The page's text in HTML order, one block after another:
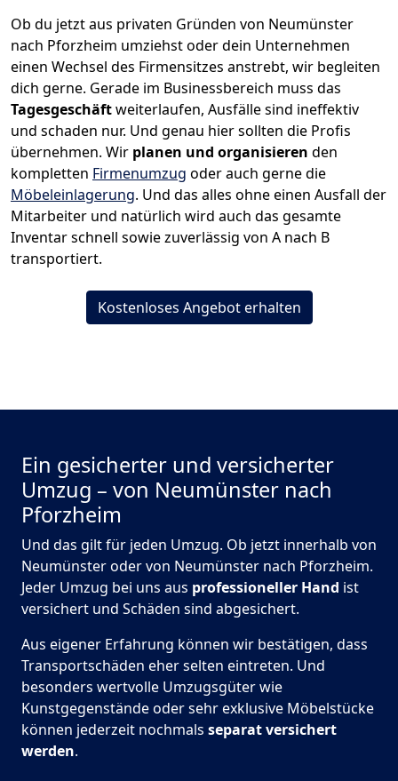
Ob du jetzt aus privaten Gründen von Neumünster
nach Pforzheim umziehst oder dein Unternehmen
einen Wechsel des Firmensitzes anstrebt, wir begleiten
dich gerne. Gerade im Businessbereich muss das
Tagesgeschäftweiterlaufen, Ausfälle sind ineffektiv
und schaden nur. Und genau hier sollten die Profis
übernehmen. Wir planen und organisieren den
kompletten Firmenumzug oder auch gerne die
Möbeleinlagerung. Und das alles ohne einen Ausfall der
Mitarbeiter und natürlich wird auch das gesamte
Inventar schnell sowie zuverlässig von A nach B
transportiert.
Kostenloses Angebot erhalten
Ein gesicherter und versicherter
Umzug – von Neumünster nach
Pforzheim
Und das gilt für jeden Umzug. Ob jetzt innerhalb von
Neumünster oder von Neumünster nach Pforzheim.
Jeder Umzug bei uns aus professioneller Hand ist
versichert und Schäden sind abgesichert.
Aus eigener Erfahrung können wir bestätigen, dass
Transportschäden eher selten eintreten. Und
besonders wertvolle Umzugsgüter wie
Kunstgegenstände oder sehr exklusive Möbelstücke
können jederzeit nochmals separat versichert
werden.